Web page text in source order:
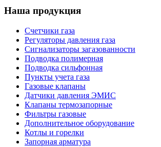
Наша продукция
Счетчики газа
Регуляторы давления газа
Сигнализаторы загазованности
Подводка полимерная
Подводка сильфонная
Пункты учета газа
Газовые клапаны
Датчики давления ЭМИС
Клапаны термозапорные
Фильтры газовые
Дополнительное оборудование
Котлы и горелки
Запорная арматура